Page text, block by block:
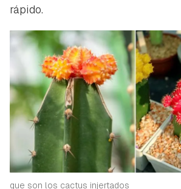
rápido.
que son los cactus injertados